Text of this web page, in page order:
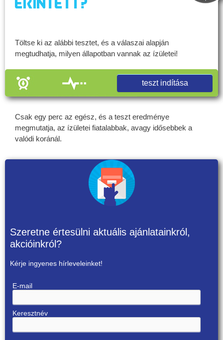
Töltse ki az alábbi tesztet, és a válaszai alapján
megtudhatja, milyen állapotban vannak az ízületei!
teszt indítása
Csak egy perc az egész, és a teszt eredménye
megmutatja, az ízületei fiatalabbak, avagy idősebbek a
valódi koránál.
Szeretne értesülni aktuális ajánlatainkról,
akcióinkról?
Kérje ingyenes hírleveleinket!
E-mail
Keresztnév